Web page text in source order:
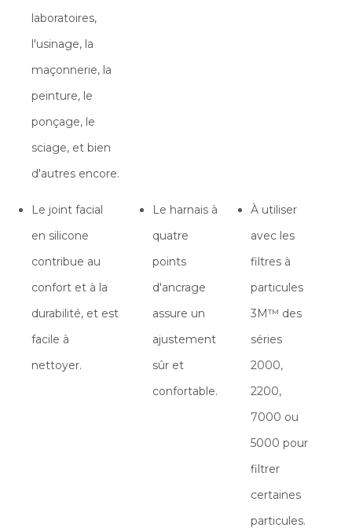
laboratoires,
l'usinage, la
maçonnerie, la
peinture, le
ponçage, le
sciage, et bien
d'autres encore.
Le joint facial
en silicone
contribue au
confort et à la
durabilité, et est
facile à
nettoyer.
Le harnais à
quatre
points
d'ancrage
assure un
ajustement
sûr et
confortable.
À utiliser
avec les
filtres à
particules
3M™ des
séries
2000,
2200,
7000 ou
5000 pour
filtrer
certaines
particules.